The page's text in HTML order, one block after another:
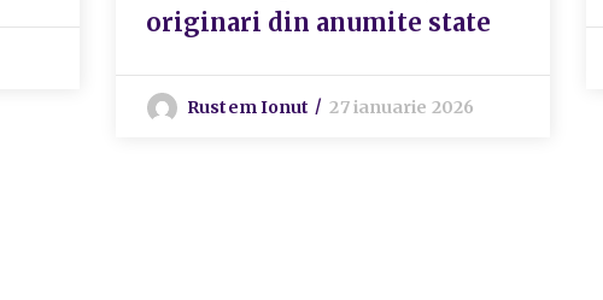
originari din anumite state
Rustem Ionut 27 ianuarie 2026